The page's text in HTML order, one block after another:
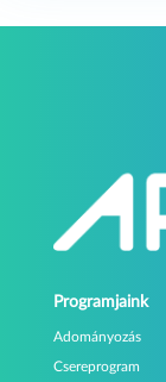
Programjaink
Adományozás
Csereprogram